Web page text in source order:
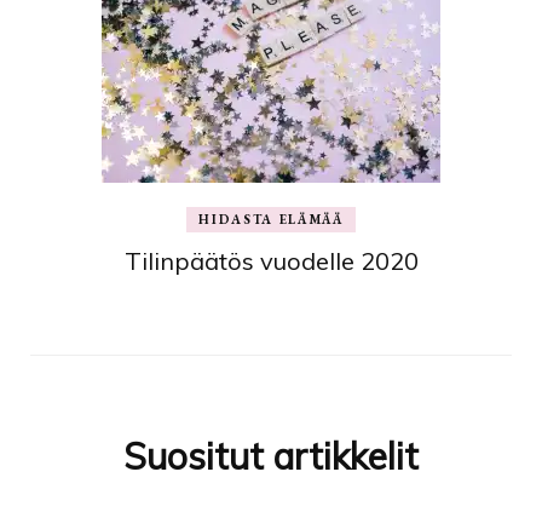
HIDASTA ELÄMÄÄ
Tilinpäätös vuodelle 2020
Suositut artikkelit